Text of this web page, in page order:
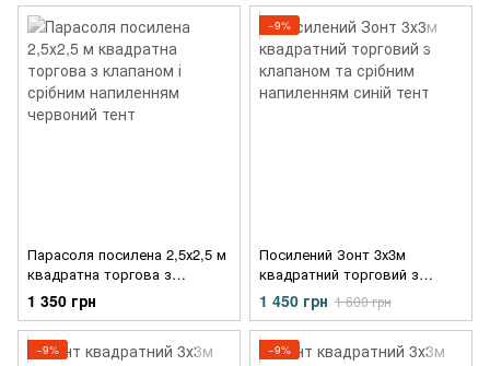
Парасоля посилена 2,5х2,5 м
квадратна торгова з
клапаном і срібним
напиленням червоний тент
1 350 грн
−9%
Посилений Зонт 3х3м
квадратний торговий з
клапаном та срібним
напиленням синій тент
1 450 грн 1 600 грн
−9% −9%